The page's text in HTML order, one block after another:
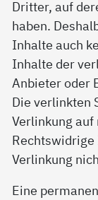
Dritter, auf
haben.
Inhalte auch
Inhalte der
Anbieter oder
Die verlinkten
Verlinkung
Verlinkung
Eine